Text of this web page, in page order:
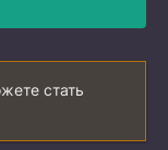
стать